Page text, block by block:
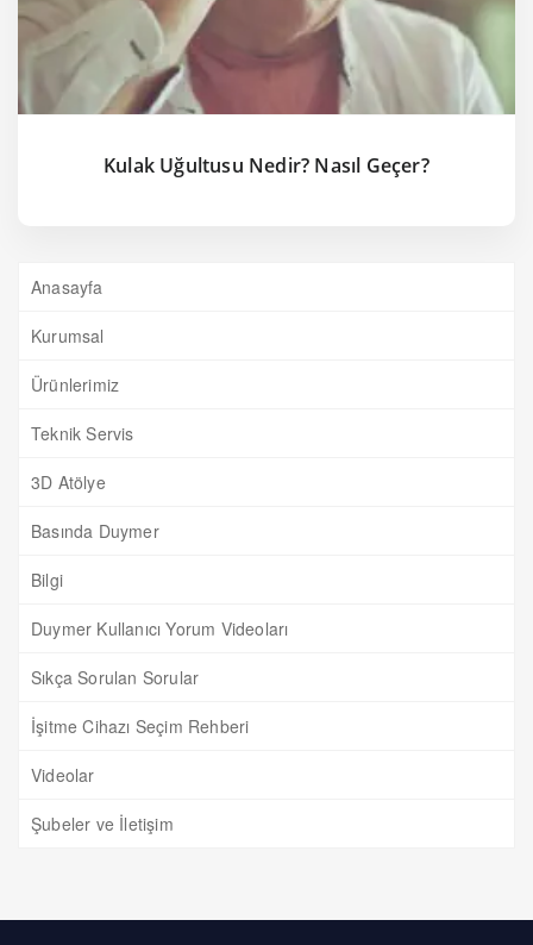
Kulak Uğultusu Nedir? Nasıl Geçer?
Anasayfa
Kurumsal
Ürünlerimiz
Teknik Servis
3D Atölye
Basında Duymer
Bilgi
Duymer Kullanıcı Yorum Videoları
Sıkça Sorulan Sorular
İşitme Cihazı Seçim Rehberi
Videolar
Şubeler ve İletişim